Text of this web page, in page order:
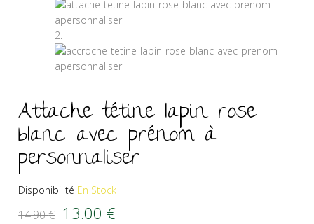
Attache tétine lapin rose
blanc avec prénom à
personnaliser
Disponibilité En Stock
14.90€ Le prix initial était : 14.90 €.
13.00 €